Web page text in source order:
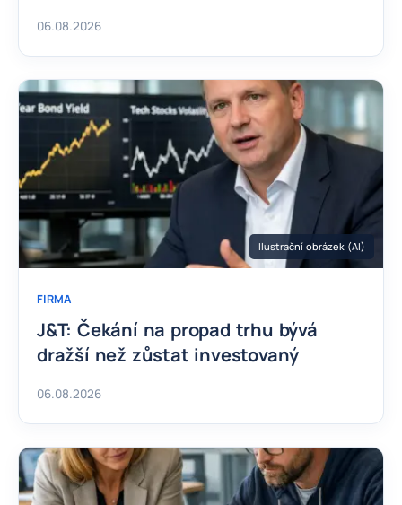
06.08.2026
Ilustrační obrázek (AI)
FIRMA
J&T: Čekání na propad trhu bývá
dražší než zůstat investovaný
06.08.2026